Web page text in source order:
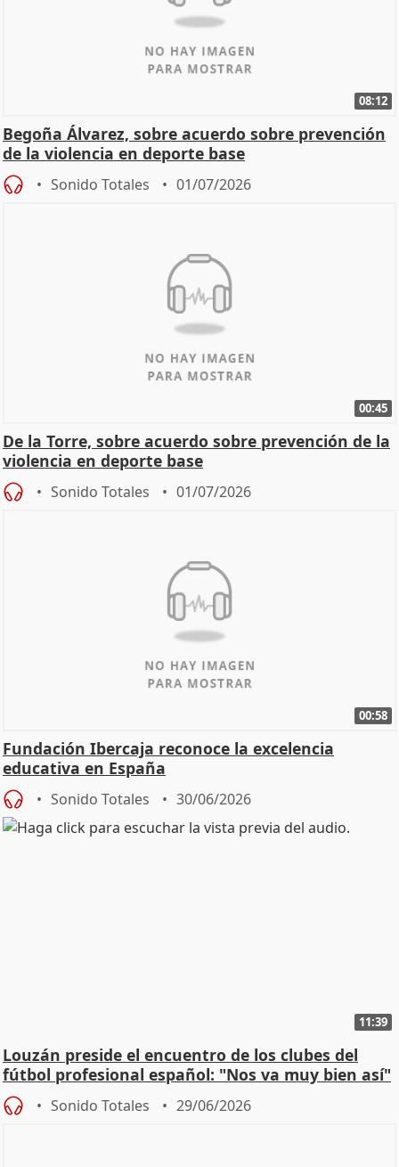
08:12
Begoña Álvarez, sobre acuerdo sobre prevención
de la violencia en deporte base
Sonido Totales 01/07/2026
00:45
De la Torre, sobre acuerdo sobre prevención de la
violencia en deporte base
Sonido Totales 01/07/2026
00:58
Fundación Ibercaja reconoce la excelencia
educativa en España
Sonido Totales 30/06/2026
11:39
Louzán preside el encuentro de los clubes del
fútbol profesional español: "Nos va muy bien así"
Sonido Totales 29/06/2026